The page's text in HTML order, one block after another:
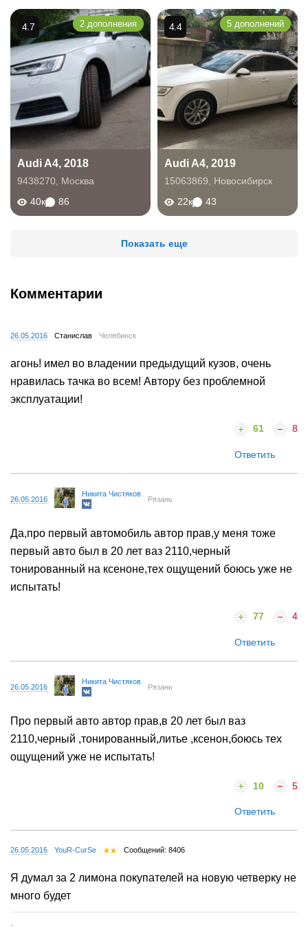
Audi A4, 2018
9438270 Москва
40к
86
4.7 2 дополнения
Audi A4, 2019
15063869
Новосибирск
22к
43
4.4 5 дополнений
Показать еще
Комментарии
26.05.2016 Станислав Челябинск
агонь! имел во владении предыдущий кузов, очень
нравилась тачка во всем! Автору без проблемной
эксплуатации!
61 8
Ответить
26.05.2016
Никита Чистяков
Рязань
Да,про первый автомобиль автор прав,у меня тоже
первый авто был в 20 лет ваз 2110,черный
тонированный на ксеноне,тех ощущений боюсь уже не
испытать!
77 4
Ответить
26.05.2016
Никита Чистяков
Рязань
Про первый авто автор прав,в 20 лет был ваз
2110,черный ,тонированный,литье ,ксенон,боюсь тех
ощущений уже не испытать!
10 5
Ответить
26.05.2016 YouR-CurSe Сообщений: 8406
Я думал за 2 лимона покупателей на новую четверку не
много будет
-